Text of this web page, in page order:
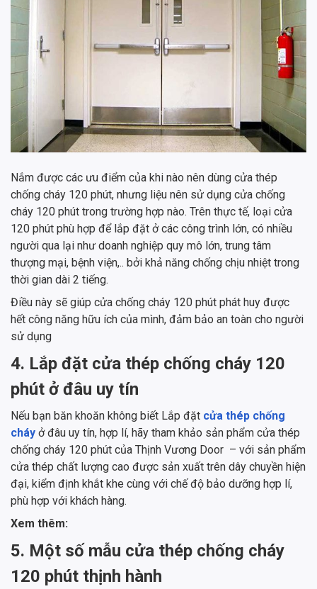
Nắm được các ưu điểm của khi nào nên dùng cửa thép
chống cháy 120 phút, nhưng liệu nên sử dụng cửa chống
cháy 120 phút trong trường hợp nào. Trên thực tế, loại cửa
120 phút phù hợp để lắp đặt ở các công trình lớn, có nhiều
người qua lại như doanh nghiệp quy mô lớn, trung tâm
thượng mại, bệnh viện,.. bởi khả năng chống chịu nhiệt trong
thời gian dài 2 tiếng.
Điều này sẽ giúp cửa chống cháy 120 phút phát huy được
hết công năng hữu ích của mình, đảm bảo an toàn cho người
sử dụng
4. Lắp đặt cửa thép chống cháy 120
phút ở đâu uy tín
Nếu bạn băn khoăn không biết Lắp đặt cửa thép chống
cháy ở đâu uy tín, hợp lí, hãy tham khảo sản phẩm cửa thép
chống cháy 120 phút của Thịnh Vương Door – với sản phẩm
cửa thép chất lượng cao được sản xuất trên dây chuyền hiện
đại, kiểm định khắt khe cùng với chế độ bảo dưỡng hợp lí,
phù hợp với khách hàng.
Xem thêm:
5. Một số mẫu cửa thép chống cháy
120 phút thịnh hành